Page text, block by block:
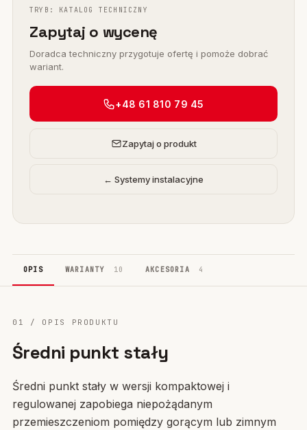
TRYB: KATALOG TECHNICZNY
Zapytaj o wycenę
Doradca techniczny przygotuje ofertę i pomoże dobrać
wariant.
+48 61 810 79 45
Zapytaj o produkt
← Systemy instalacyjne
OPIS WARIANTY 10 AKCESORIA 4
01 / OPIS PRODUKTU
Średni punkt stały
Średni punkt stały w wersji kompaktowej i
regulowanej zapobiega niepożądanym
przemieszczeniom pomiędzy gorącym lub zimnym